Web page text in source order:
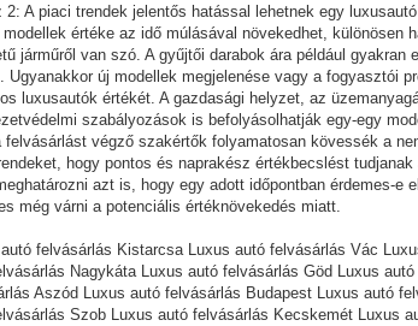
2: A piaci trendek jelentős hatással lehetnek egy
modellek értéke az idő múlásával növekedhet, különösen
járműről van szó. A gyűjtői darabok ára például gyakran
Ugyanakkor új modellek megjelenése vagy a fogyasztói
luxusautók értékét. A gazdasági helyzet, az
szabályozások is befolyásolhatják egy-egy
felvásárlást végző szakértők folyamatosan kövessék a
hogy pontos és naprakész értékbecslést
azt is, hogy egy adott időpontban érdemes-e
még várni a potenciális értéknövekedés miatt.
felvásárlás Kistarcsa Luxus autó felvásárlás Vác
Nagykáta Luxus autó felvásárlás Göd Luxus
Aszód Luxus autó felvásárlás Budapest Luxus autó
Szob Luxus autó felvásárlás Kecskemét Luxus